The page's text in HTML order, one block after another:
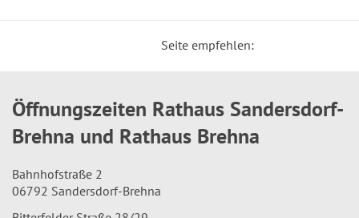
Seite empfehlen:
Öffnungszeiten Rathaus Sandersdorf-
Brehna und Rathaus Brehna
Bahnhofstraße 2
06792 Sandersdorf-Brehna